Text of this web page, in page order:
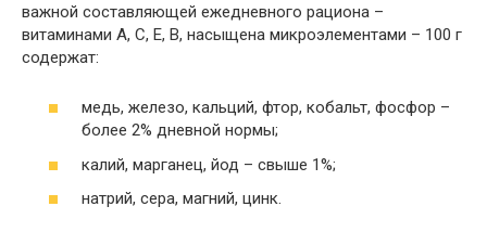
важной составляющей ежедневного рациона –
витаминами A, C, E, B, насыщена микроэлементами – 100 г
содержат:
медь, железо, кальций, фтор, кобальт, фосфор –
более 2% дневной нормы;
калий, марганец, йод – свыше 1%;
натрий, сера, магний, цинк.